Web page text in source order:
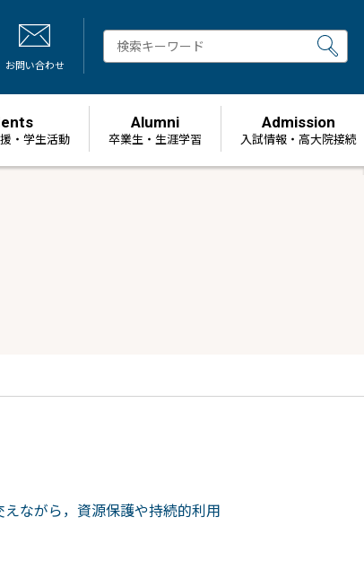
お問い合わせ
・学生活動
Alumni
卒業生・生涯学習
Admission
⼊試情報・高大院接続
ながら，資源保護や持続的利用